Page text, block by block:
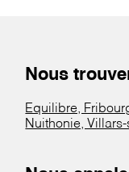
Nous
Equilibre,
Nuithonie,